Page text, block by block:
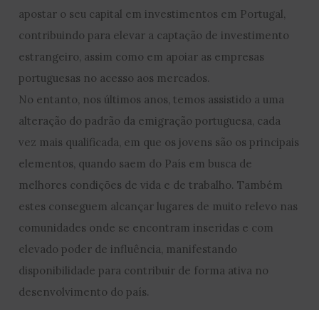
apostar o seu capital em investimentos em Portugal,
contribuindo para elevar a captação de investimento
estrangeiro, assim como em apoiar as empresas
portuguesas no acesso aos mercados.
No entanto, nos últimos anos, temos assistido a uma
alteração do padrão da emigração portuguesa, cada
vez mais qualificada, em que os jovens são os principais
elementos, quando saem do País em busca de
melhores condições de vida e de trabalho. Também
estes conseguem alcançar lugares de muito relevo nas
comunidades onde se encontram inseridas e com
elevado poder de influência, manifestando
disponibilidade para contribuir de forma ativa no
desenvolvimento do país.